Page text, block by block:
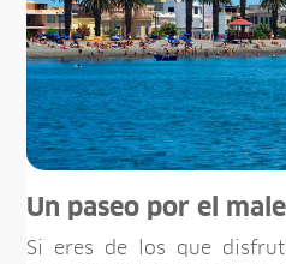
Un paseo por el
Si eres de los que